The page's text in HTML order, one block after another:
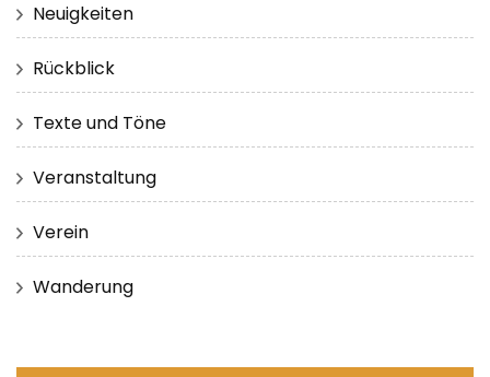
Neuigkeiten
Rückblick
Texte und Töne
Veranstaltung
Verein
Wanderung